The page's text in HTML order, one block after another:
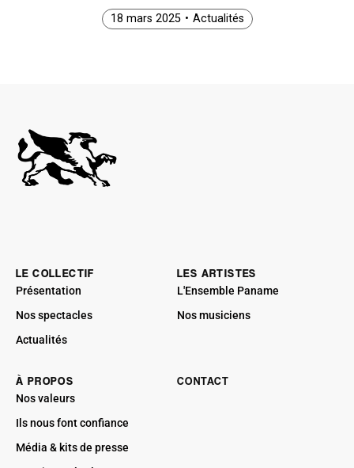
18 mars 2025 • Actualités
18 mars 2025
LE COLLECTIF
Présentation
Nos spectacles
Actualités
LES ARTISTES
L'Ensemble Paname
Nos musiciens
À PROPOS
Nos valeurs
Ils nous font confiance
Média & kits de presse
CONTACT